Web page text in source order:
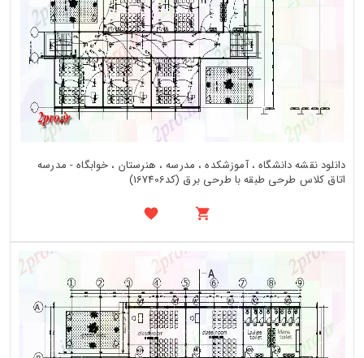
دانلود نقشه دانشگاه ، آموزشکده ، مدرسه ، هنرستان ، خوابگاه - مدرسه
اتاق کلاس طرحی طبقه با طرحی برق (کد167406)